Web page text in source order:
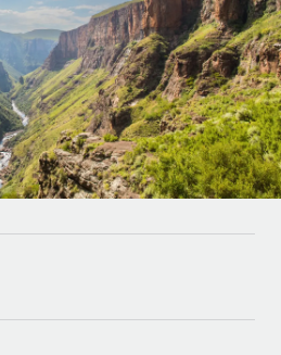
der HR in bestehende Abläufe
für dein Team
Lösungen, um Teams zu
und Großunternehmen
Global-HR-Funktionen in deine